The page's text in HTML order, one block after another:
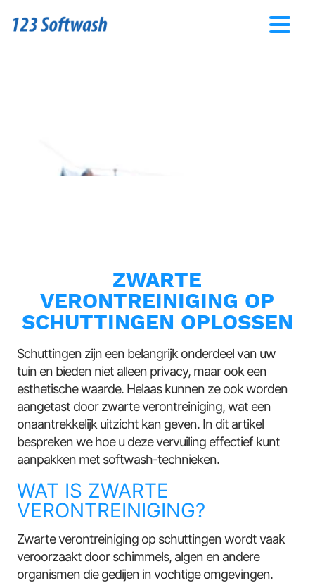
ZWARTE
VERONTREINIGING OP
SCHUTTINGEN OPLOSSEN
Schuttingen zijn een belangrijk onderdeel van uw
tuin en bieden niet alleen privacy, maar ook een
esthetische waarde. Helaas kunnen ze ook worden
aangetast door zwarte verontreiniging, wat een
onaantrekkelijk uitzicht kan geven. In dit artikel
bespreken we hoe u deze vervuiling effectief kunt
aanpakken met softwash-technieken.
WAT IS ZWARTE
VERONTREINIGING?
Zwarte verontreiniging op schuttingen wordt vaak
veroorzaakt door schimmels, algen en andere
organismen die gedijen in vochtige omgevingen.